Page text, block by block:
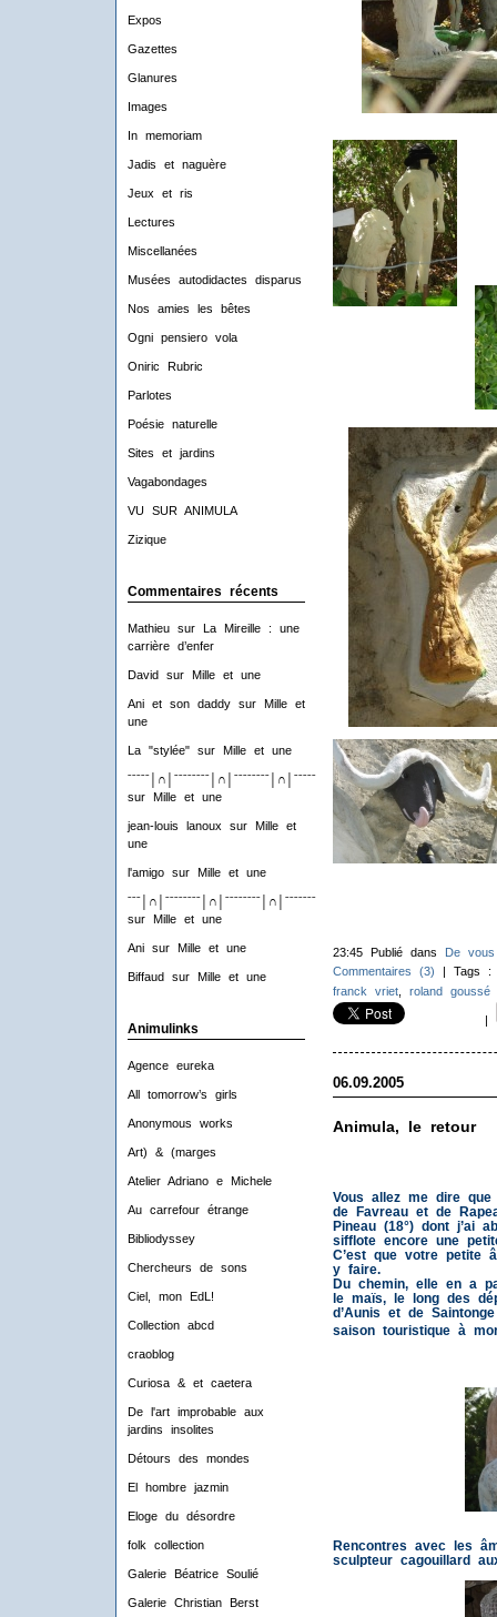
Expos
Gazettes
Glanures
Images
In memoriam
Jadis et naguère
Jeux et ris
Lectures
Miscellanées
Musées autodidactes disparus
Nos amies les bêtes
Ogni pensiero vola
Oniric Rubric
Parlotes
Poésie naturelle
Sites et jardins
Vagabondages
VU SUR ANIMULA
Zizique
Commentaires récents
Mathieusur
La Mireille : une
carrière d’enfer
David sur Mille et une
Ani et son daddysur
Mille et
une
La "stylée"sur Mille et une
ˉˉˉˉˉ│∩│ˉˉˉˉˉˉˉˉ│∩│ˉˉˉˉˉˉˉˉ│∩│ˉˉˉˉˉˉˉˉ│∩│ˉˉˉˉ
sur
Mille et une
jean-louis lanoux sur
Mille et
une
l'amigosur Mille et une
ˉˉˉ│∩│ˉˉˉˉˉˉˉˉ│∩│ˉˉˉˉˉˉˉˉ│∩│ˉˉˉˉˉˉˉˉ│∩│ˉˉˉ
sur
Mille et une
Anisur Mille et une
Biffaud sur Mille et une
Animulinks
Agence eureka
All tomorrow’s girls
Anonymous works
Art) & (marges
Atelier Adriano e Michele
Au carrefour étrange
Bibliodyssey
Chercheurs de sons
Ciel, mon EdL!
Collection abcd
craoblog
Curiosa & et caetera
De l'art improbable aux
jardins insolites
Détours des mondes
El hombre jazmin
Eloge du désordre
folk collection
Galerie Béatrice Soulié
Galerie Christian Berst
23:45 Publié dans
De
Commentaires (3) | Tags
franck vriet, roland goussé
|
06.09.2005
Animula, le retour
Vous allez me dire
de Favreau et de
Pineau (18°) dont j’ai
sifflote encore une
C’est que votre petite
y faire.
Du chemin, elle en a
le maïs, le long des
d’Aunis et de
saison touristique à
Rencontres avec les
sculpteur cagouillard